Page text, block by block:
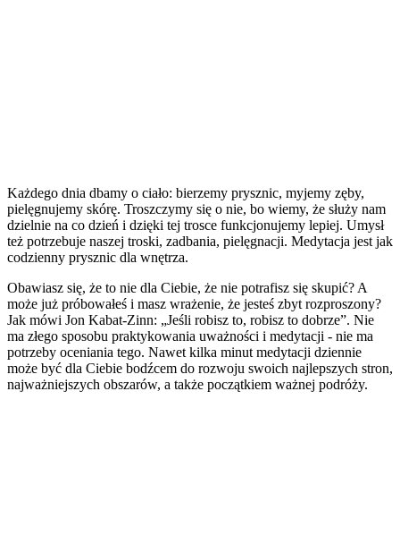
Każdego dnia dbamy o ciało: bierzemy prysznic, myjemy zęby,
pielęgnujemy skórę. Troszczymy się o nie, bo wiemy, że służy nam
dzielnie na co dzień i dzięki tej trosce funkcjonujemy lepiej. Umysł
też potrzebuje naszej troski, zadbania, pielęgnacji. Medytacja jest jak
codzienny prysznic dla wnętrza.
Obawiasz się, że to nie dla Ciebie, że nie potrafisz się skupić? A
może już próbowałeś i masz wrażenie, że jesteś zbyt rozproszony?
Jak mówi Jon Kabat-Zinn: „Jeśli robisz to, robisz to dobrze”. Nie
ma złego sposobu praktykowania uważności i medytacji - nie ma
potrzeby oceniania tego. Nawet kilka minut medytacji dziennie
może być dla Ciebie bodźcem do rozwoju swoich najlepszych stron,
najważniejszych obszarów, a także początkiem ważnej podróży.